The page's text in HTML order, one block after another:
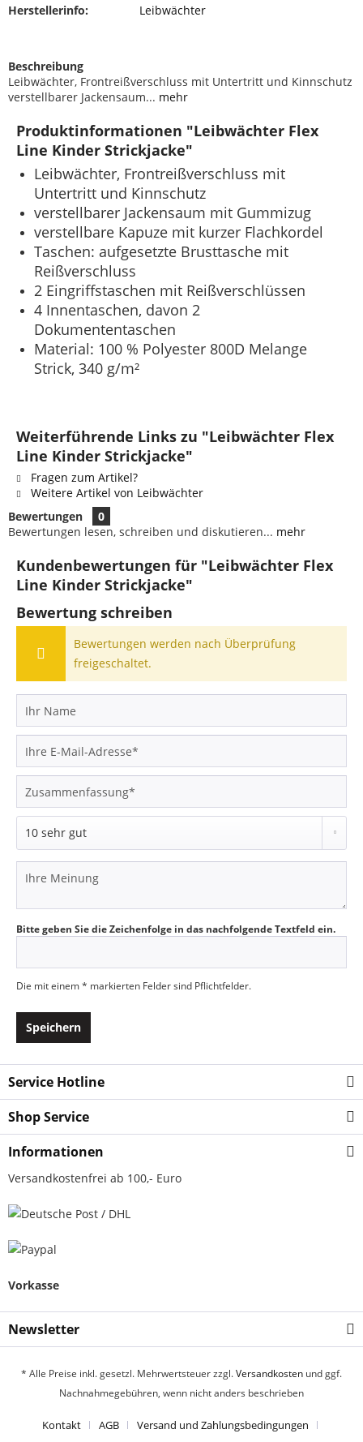
Herstellerinfo:
Leibwächter
Beschreibung
Leibwächter, Frontreißverschluss mit Untertritt und Kinnschutz
verstellbarer Jackensaum... mehr
Produktinformationen "Leibwächter Flex
Line Kinder Strickjacke"
Leibwächter, Frontreißverschluss mit
Untertritt und Kinnschutz
verstellbarer Jackensaum mit Gummizug
verstellbare Kapuze mit kurzer Flachkordel
Taschen: aufgesetzte Brusttasche mit
Reißverschluss
2 Eingriffstaschen mit Reißverschlüssen
4 Innentaschen, davon 2
Dokumententaschen
Material: 100 % Polyester 800D Melange
Strick, 340 g/m²
Weiterführende Links zu "Leibwächter Flex
Line Kinder Strickjacke"
Fragen zum Artikel?
Weitere Artikel von Leibwächter
Bewertungen
0
Bewertungen lesen, schreiben und diskutieren... mehr
Kundenbewertungen für "Leibwächter Flex
Line Kinder Strickjacke"
Bewertung schreiben
Bewertungen werden nach Überprüfung
freigeschaltet.
Bitte geben Sie die Zeichenfolge in das nachfolgende Textfeld ein.
Die mit einem * markierten Felder sind Pflichtfelder.
Speichern
Service Hotline
Shop Service
Informationen
Versandkostenfrei ab 100,- Euro
Vorkasse
Newsletter
* Alle Preise inkl. gesetzl. Mehrwertsteuer zzgl.Versandkosten und ggf.
Nachnahmegebühren, wenn nicht anders beschrieben
Kontakt AGB Versand und Zahlungsbedingungen